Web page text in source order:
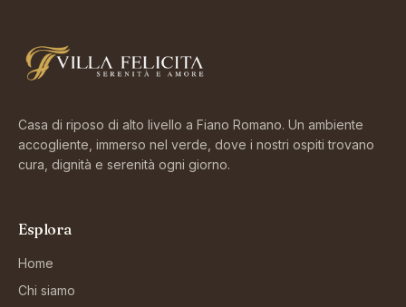
Casa di riposo di alto livello a Fiano Romano. Un ambiente
accogliente, immerso nel verde, dove i nostri ospiti trovano
cura, dignità e serenità ogni giorno.
Esplora
Home
Chi siamo